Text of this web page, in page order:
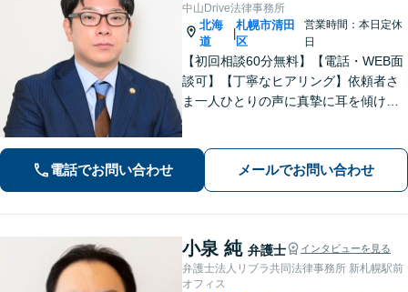
中山Drive法律事務所
北海
道
|
札幌市清田
区
営業時間：本日定休
日
【初回相談60分無料】【電話・WEB面
談可】【丁寧なヒアリング】依頼者さ
ま一人ひとりの声に真摯に耳を傾け、
度弁護士にご相談ください。最善の解
決策を共に考えていきましょう。
電話でお問い合わせ メールでお問い合わせ
小泉 純 弁護士 インタビューを見る
弁護士法人リブラ共同法律事務所 新札幌駅前
オフィス